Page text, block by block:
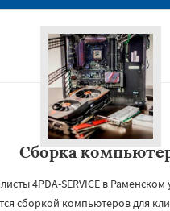
Сборка
4PDA-SERVICE в
сборкой компьютеров для